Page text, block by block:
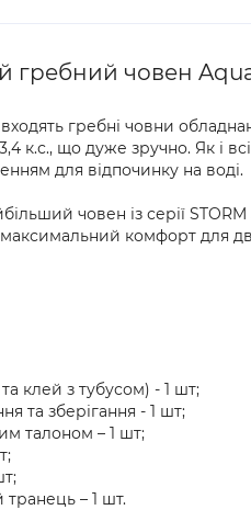
гребний човен
гребні човни
к.с., що дуже зручно. Як і
для відпочинку на воді.
човен із серії
комфорт для
клей з тубусом) - 1 шт;
та зберігання - 1 шт;
талоном – 1 шт;
– 1 шт.